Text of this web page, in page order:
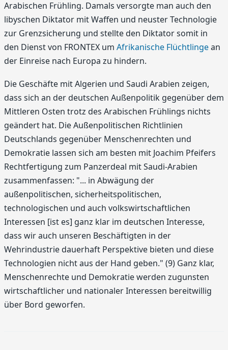
Arabischen Frühling. Damals versorgte man auch den
libyschen Diktator mit Waffen und neuster Technologie
zur Grenzsicherung und stellte den Diktator somit in
den Dienst von FRONTEX um Afrikanische Flüchtlingean
der Einreise nach Europa zu hindern.
Die Geschäfte mit Algerien und Saudi Arabien zeigen,
dass sich an der deutschen Außenpolitik gegenüber dem
Mittleren Osten trotz des Arabischen Frühlings nichts
geändert hat. Die Außenpolitischen Richtlinien
Deutschlands gegenüber Menschenrechten und
Demokratie lassen sich am besten mit Joachim Pfeifers
Rechtfertigung zum Panzerdeal mit Saudi-Arabien
zusammenfassen: "... in Abwägung der
außenpolitischen, sicherheitspolitischen,
technologischen und auch volkswirtschaftlichen
Interessen [ist es] ganz klar im deutschen Interesse,
dass wir auch unseren Beschäftigten in der
Wehrindustrie dauerhaft Perspektive bieten und diese
Technologien nicht aus der Hand geben." (9) Ganz klar,
Menschenrechte und Demokratie werden zugunsten
wirtschaftlicher und nationaler Interessen bereitwillig
über Bord geworfen.